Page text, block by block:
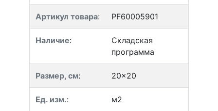
Артикул товара: PF60005901
Наличие:
Складская
программа
Размер, см: 20x20
Ед. изм.: м2